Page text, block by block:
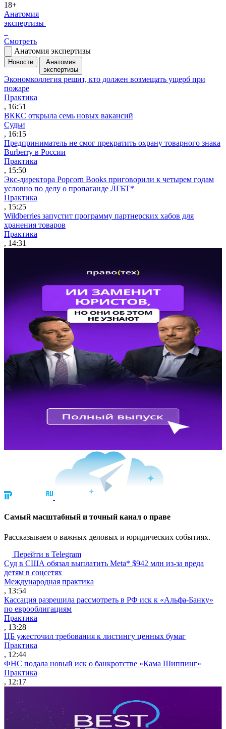
18+
Анатомия
экспертизы
Смотреть
Анатомия экспертизы
Новости
Анатомия
экспертизы
Экономколлегия решит, кто должен возмещать ущерб при
пожаре
Практика
, 16:51
ВККС открыла семь новых вакансий
Судьи
, 16:15
Предприниматель не смог прекратить охрану товарного знака
Burberry в России
Практика
, 15:50
Экс-директора Popcorn Books приговорили к четырем годам
условно по делу о пропаганде ЛГБТ*
Практика
, 15:25
Wildberries запустит программу партнерских хабов для
хранения товаров
Практика
, 14:31
Cамый масштабный и точный канал о праве
Рассказываем о важных деловых и юридических событиях.
Перейти в Telegram
Суд в США обязал выплатить Meta* $942 млн из-за вреда
детям в соцсетях
Международная практика
, 13:54
Кассация разрешила рассмотреть в РФ иск к «Альфа-Банку»
по еврооблигациям
Практика
, 13:28
ЦБ ужесточил требования к листингу ценных бумаг
Практика
, 12:44
ФНС подала новый иск о банкротстве «Кама Шиппинг»
Практика
, 12:17